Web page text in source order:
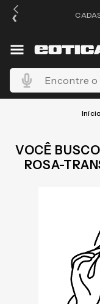
Encontre o óculos
ROSA-